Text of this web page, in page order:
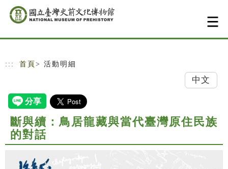
跳到主要內容
網站導覽
::: 首頁 > 活動明細
中文
斷與續：鳥居龍藏與當代臺灣原住民族
的對話